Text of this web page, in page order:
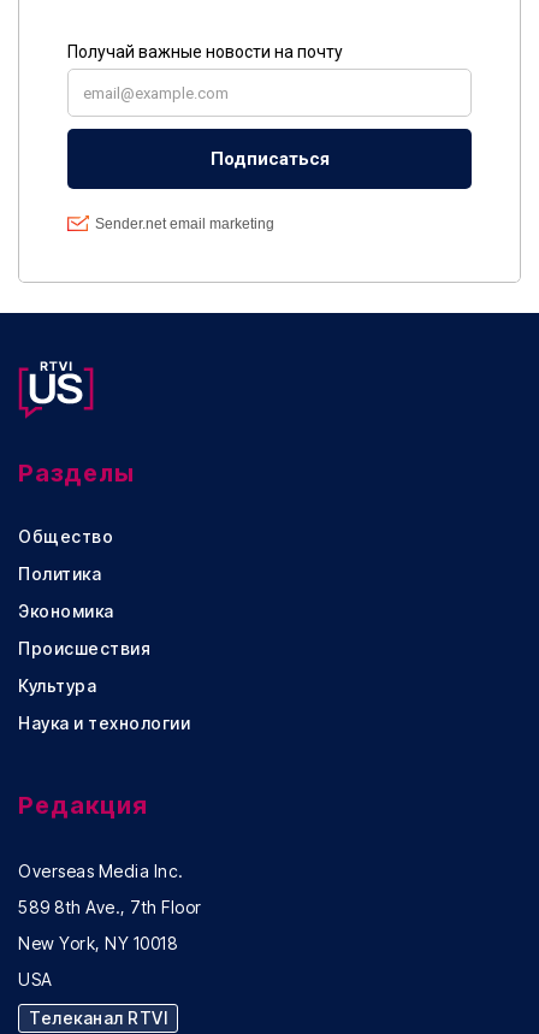
Разделы
Общество
Политика
Экономика
Происшествия
Культура
Наука и технологии
Редакция
Overseas Media Inc.
589 8th Ave., 7th Floor
New York, NY 10018
USA
Телеканал RTVI